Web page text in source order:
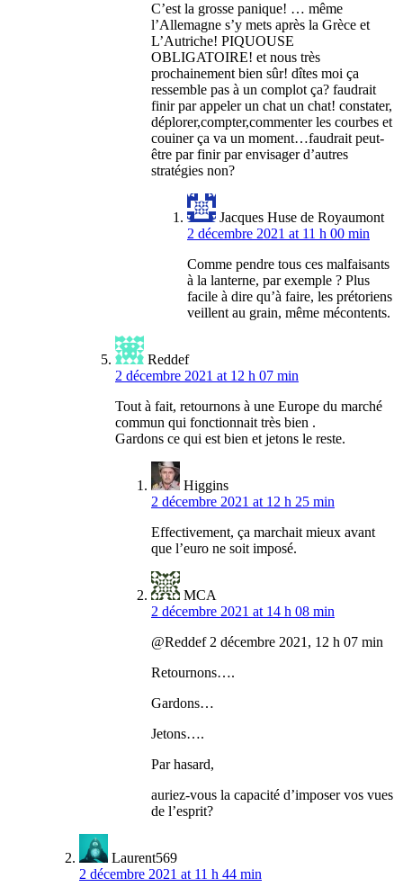
C’est la grosse panique! … même
l’Allemagne s’y mets après la Grèce et
L’Autriche! PIQUOUSE
OBLIGATOIRE! et nous très
prochainement bien sûr! dîtes moi ça
ressemble pas à un complot ça? faudrait
finir par appeler un chat un chat! constater,
déplorer,compter,commenter les courbes et
couiner ça va un moment…faudrait peut-
être par finir par envisager d’autres
stratégies non?
Jacques Huse de Royaumont
2 décembre 2021 at 11 h 00 min
Comme pendre tous ces malfaisants
à la lanterne, par exemple ? Plus
facile à dire qu’à faire, les prétoriens
veillent au grain, même mécontents.
Reddef
2 décembre 2021 at 12 h 07 min
Tout à fait, retournons à une Europe du marché
commun qui fonctionnait très bien .
Gardons ce qui est bien et jetons le reste.
Higgins
2 décembre 2021 at 12 h 25 min
Effectivement, ça marchait mieux avant
que l’euro ne soit imposé.
MCA
2 décembre 2021 at 14 h 08 min
@Reddef 2 décembre 2021, 12 h 07 min
Retournons….
Gardons…
Jetons….
Par hasard,
auriez-vous la capacité d’imposer vos vues
de l’esprit?
Laurent569
2 décembre 2021 at 11 h 44 min